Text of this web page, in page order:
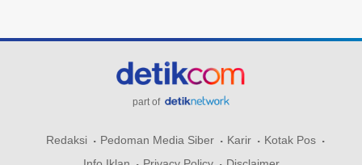
part of
Redaksi Pedoman Media Siber Karir
Kotak Pos